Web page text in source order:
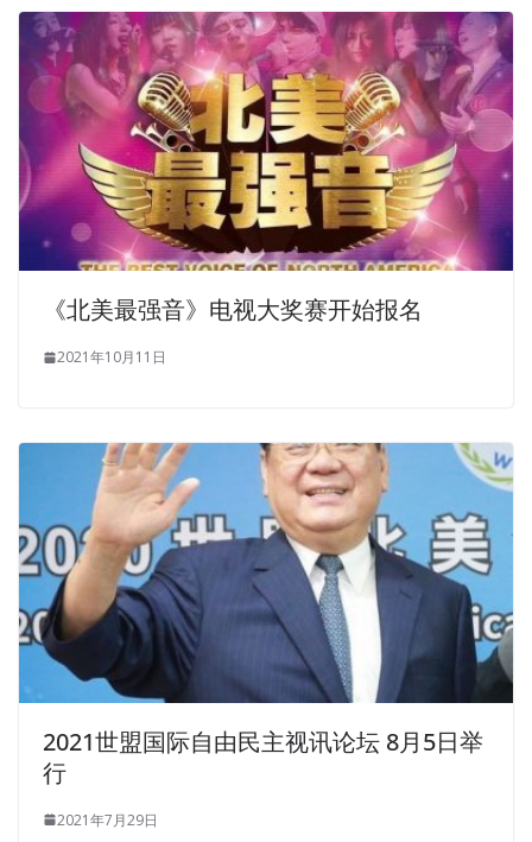
《北美最强音》电视大奖赛开始报名
2021年10月11日
2021世盟国际自由民主视讯论坛 8月5日举
行
2021年7月29日